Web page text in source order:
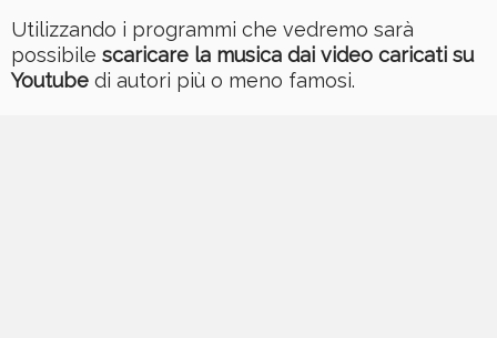
Utilizzando i programmi che vedremo sarà
possibile scaricare la musica dai video caricati su
Youtube di autori più o meno famosi.